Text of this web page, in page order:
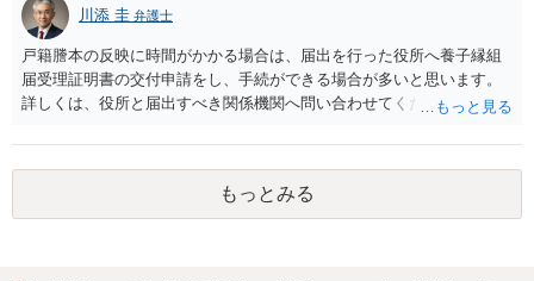
川添 圭 弁護士
戸籍謄本の反映に時間がかかる場合は、届出を行った役所へ養子縁組
届受理証明書の交付申請をし、手続ができる場合が多いと思います。
詳しくは、役所と届出すべき関係機関へ問い合わせてください。
もっとみる